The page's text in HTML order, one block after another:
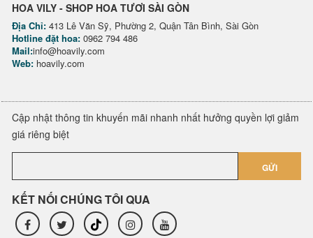
HOA VILY - SHOP HOA TƯƠI SÀI GÒN
Địa Chỉ: 413 Lê Văn Sỹ, Phường 2, Quận Tân Bình, Sài Gòn
Hotline đặt hoa: 0962 794 486
Mail:info@hoavily.com
Web: hoavily.com
Cập nhật thông tin khuyến mãi nhanh nhất hưởng quyền lợi giảm
giá riêng biệt
GỬI
KẾT NỐI CHÚNG TÔI QUA